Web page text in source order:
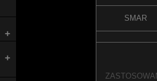
+
+
SMAR